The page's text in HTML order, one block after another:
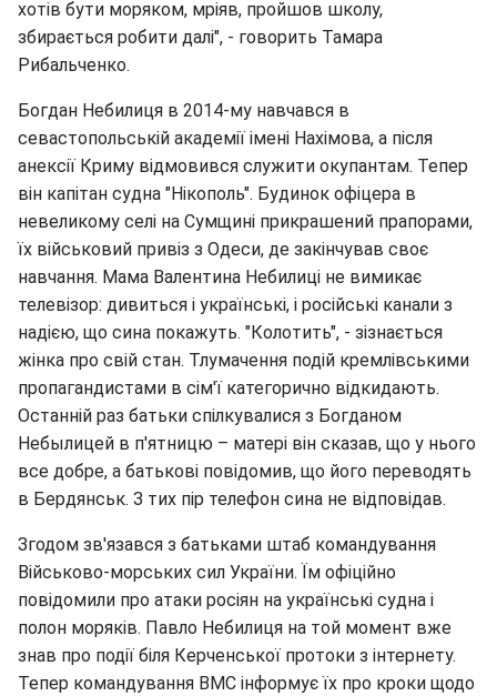
хотів бути моряком, мріяв, пройшов школу,
збирається робити далі", - говорить Тамара
Рибальченко.
Богдан Небилиця в 2014-му навчався в
севастопольській академії імені Нахімова, а після
анексії Криму відмовився служити окупантам. Тепер
він капітан судна "Нікополь". Будинок офіцера в
невеликому селі на Сумщині прикрашений прапорами,
їх військовий привіз з Одеси, де закінчував своє
навчання. Мама Валентина Небилиці не вимикає
телевізор: дивиться і українські, і російські канали з
надією, що сина покажуть. "Колотить", - зізнається
жінка про свій стан. Тлумачення подій кремлівськими
пропагандистами в сім'ї категорично відкидають.
Останній раз батьки спілкувалися з Богданом
Небылицей в п'ятницю – матері він сказав, що у нього
все добре, а батькові повідомив, що його переводять
в Бердянськ. З тих пір телефон сина не відповідав.
Згодом зв'язався з батьками штаб командування
Військово-морських сил України. Їм офіційно
повідомили про атаки росіян на українські судна і
полон моряків. Павло Небилиця на той момент вже
знав про події біля Керченської протоки з інтернету.
Тепер командування ВМС інформує їх про кроки щодо